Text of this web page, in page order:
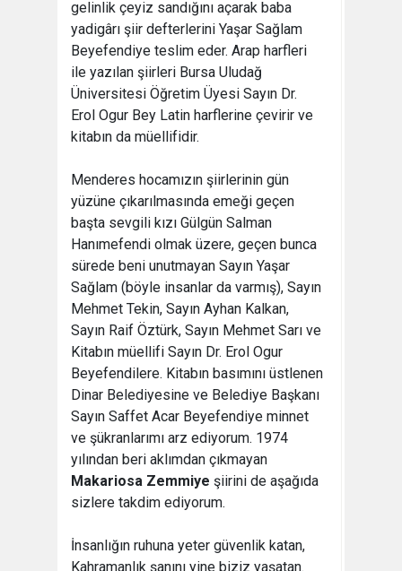
gelinlik çeyiz sandığını açarak baba
yadigârı şiir defterlerini Yaşar Sağlam
Beyefendiye teslim eder. Arap harfleri
ile yazılan şiirleri Bursa Uludağ
Üniversitesi Öğretim Üyesi Sayın Dr.
Erol Ogur Bey Latin harflerine çevirir ve
kitabın da müellifidir.
Menderes hocamızın şiirlerinin gün
yüzüne çıkarılmasında emeği geçen
başta sevgili kızı Gülgün Salman
Hanımefendi olmak üzere, geçen bunca
sürede beni unutmayan Sayın Yaşar
Sağlam (böyle insanlar da varmış), Sayın
Mehmet Tekin, Sayın Ayhan Kalkan,
Sayın Raif Öztürk, Sayın Mehmet Sarı ve
Kitabın müellifi Sayın Dr. Erol Ogur
Beyefendilere. Kitabın basımını üstlenen
Dinar Belediyesine ve Belediye Başkanı
Sayın Saffet Acar Beyefendiye minnet
ve şükranlarımı arz ediyorum. 1974
yılından beri aklımdan çıkmayan
Makariosa Zemmiye şiirini de aşağıda
sizlere takdim ediyorum.
İnsanlığın ruhuna yeter güvenlik katan,
Kahramanlık şanını yine biziz yaşatan.